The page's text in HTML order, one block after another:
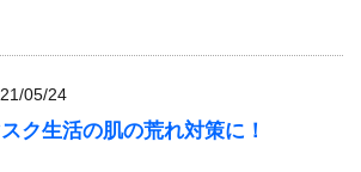
05/24
ク生活の肌の荒れ対策に！